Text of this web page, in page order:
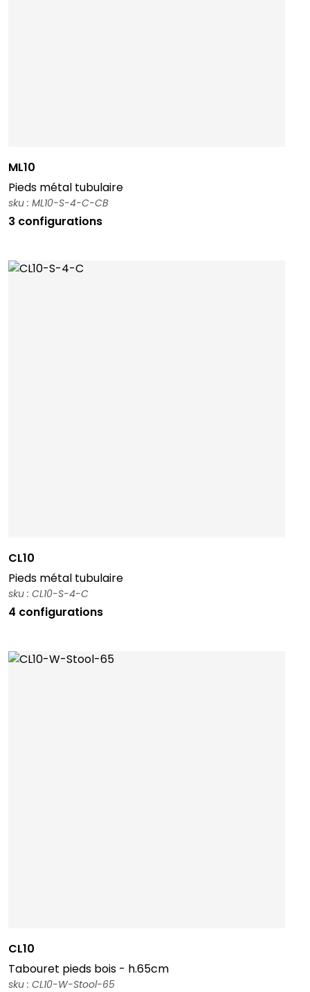
ML10
Pieds métal tubulaire
sku : ML10-S-4-C-CB
3 configurations
CL10
Pieds métal tubulaire
sku : CL10-S-4-C
4 configurations
CL10
Tabouret pieds bois - h.65cm
sku : CL10-W-Stool-65